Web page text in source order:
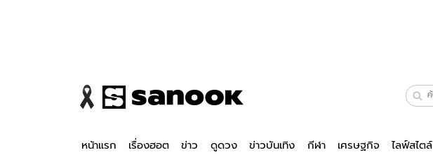
หน้าแรก เรื่องฮอต ข่าว ดูดวง ข่าวบันเทิง กีฬา เศรษฐกิจ ไลฟ์สไตล์